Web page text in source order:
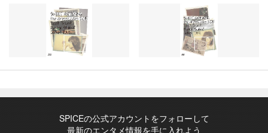
SPICEの公式アカウントをフォローして
最新のエンタメ情報を手に入れよう